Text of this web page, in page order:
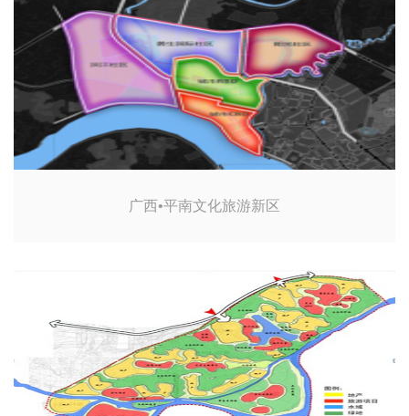
广西•平南文化旅游新区